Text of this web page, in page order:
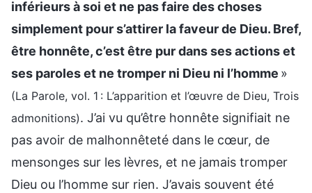
inférieurs à soi et ne pas faire des choses
simplement pour s’attirer la faveur de Dieu. Bref,
être honnête, c’est être pur dans ses actions et
ses paroles et ne tromper ni Dieu ni l’homme »
(La Parole, vol. 1 : L’apparition et l’œuvre de Dieu, Trois
admonitions). J’ai vu qu’être honnête signifiait ne
pas avoir de malhonnêteté dans le cœur, de
mensonges sur les lèvres, et ne jamais tromper
Dieu ou l’homme sur rien. J’avais souvent été